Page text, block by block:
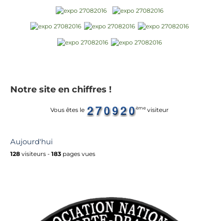
Notre site en chiffres !
Vous êtes le ème visiteur
Aujourd'hui
128 visiteurs - 183 pages vues